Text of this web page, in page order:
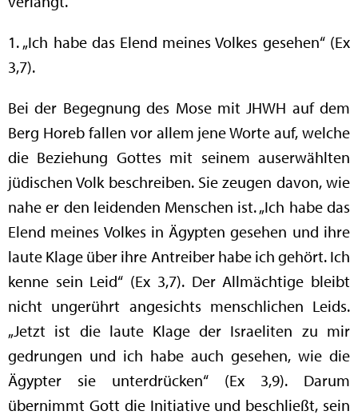
1. „Ich habe das Elend meines Volkes gesehen“ (Ex
3,7).
Bei der Begegnung des Mose mit JHWH auf dem
Berg Horeb fallen vor allem jene Worte auf, welche
die Beziehung Gottes mit seinem auserwählten
jüdischen Volk beschreiben. Sie zeugen davon, wie
nahe er den leidenden Menschen ist. „Ich habe das
Elend meines Volkes in Ägypten gesehen und ihre
laute Klage über ihre Antreiber habe ich gehört. Ich
kenne sein Leid“ (Ex 3,7). Der Allmächtige bleibt
nicht ungerührt angesichts menschlichen Leids.
„Jetzt ist die laute Klage der Israeliten zu mir
gedrungen und ich habe auch gesehen, wie die
Ägypter sie unterdrücken“ (Ex 3,9). Darum
übernimmt Gott die Initiative und beschließt, sein